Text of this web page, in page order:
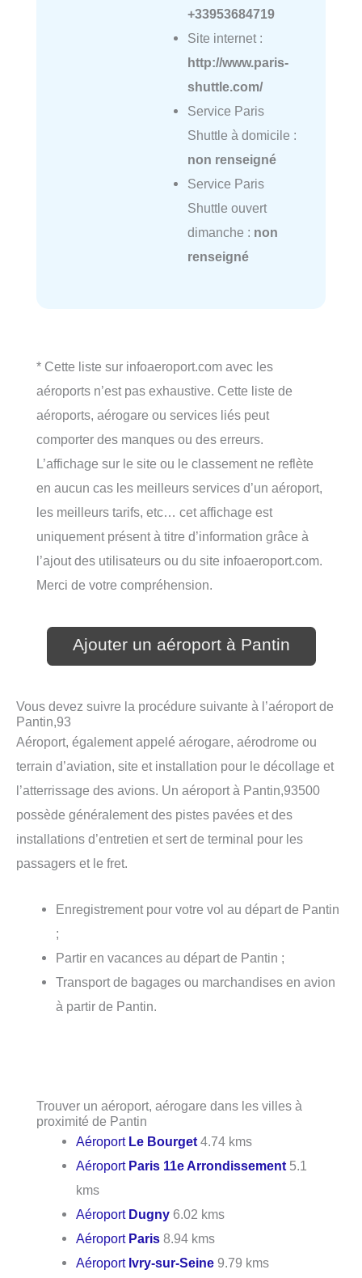
+33953684719
Site internet :
http://www.paris-
shuttle.com/
Service Paris
Shuttle à domicile :
non renseigné
Service Paris
Shuttle ouvert
dimanche : non
renseigné
* Cette liste sur infoaeroport.com avec les
aéroports n’est pas exhaustive. Cette liste de
aéroports, aérogare ou services liés peut
comporter des manques ou des erreurs.
L’affichage sur le site ou le classement ne reflète
en aucun cas les meilleurs services d’un aéroport,
les meilleurs tarifs, etc… cet affichage est
uniquement présent à titre d’information grâce à
l’ajout des utilisateurs ou du site infoaeroport.com.
Merci de votre compréhension.
Ajouter un aéroport à Pantin
Vous devez suivre la procédure suivante à l’aéroport de
Pantin,93
Aéroport, également appelé aérogare, aérodrome ou
terrain d’aviation, site et installation pour le décollage et
l’atterrissage des avions. Un aéroport à Pantin,93500
possède généralement des pistes pavées et des
installations d’entretien et sert de terminal pour les
passagers et le fret.
Enregistrement pour votre vol au départ de Pantin
;
Partir en vacances au départ de Pantin ;
Transport de bagages ou marchandises en avion
à partir de Pantin.
Trouver un aéroport, aérogare dans les villes à
proximité de Pantin
Aéroport Le Bourget 4.74 kms
Aéroport Paris 11e Arrondissement 5.1
kms
Aéroport Dugny 6.02 kms
Aéroport Paris 8.94 kms
Aéroport Ivry-sur-Seine 9.79 kms